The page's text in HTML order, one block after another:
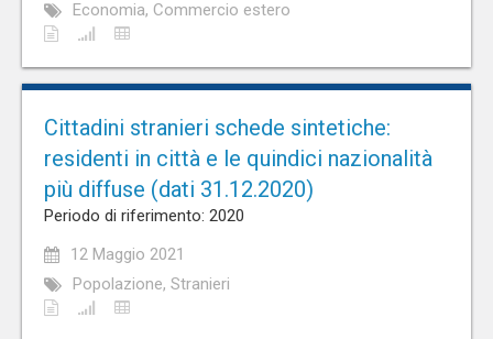
Economia, Commercio estero
Cittadini stranieri schede sintetiche:
residenti in città e le quindici nazionalità
più diffuse (dati 31.12.2020)
Periodo di riferimento: 2020
12 Maggio 2021
Popolazione, Stranieri